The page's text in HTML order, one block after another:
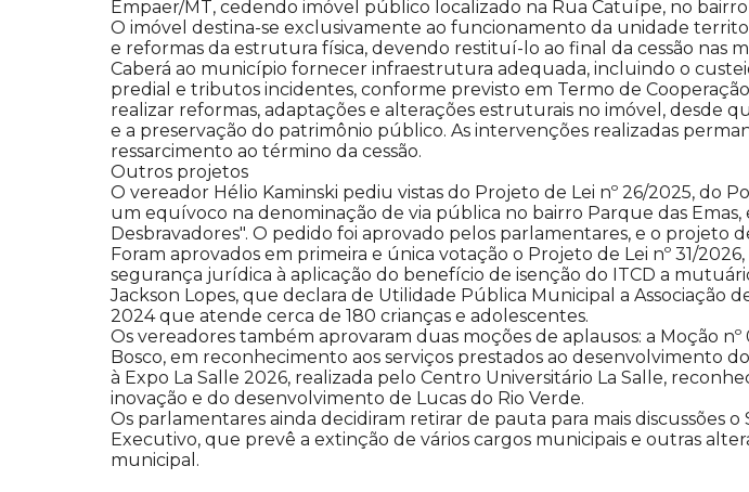
Empaer/MT, cedendo imóvel público localizado na Rua Catuípe, no
O imóvel destina-se exclusivamente ao funcionamento da unidade
e reformas da estrutura física, devendo restituí-lo ao final da cessão nas
Caberá ao município fornecer infraestrutura adequada, incluindo o
predial e tributos incidentes, conforme previsto em Termo de
realizar reformas, adaptações e alterações estruturais no imóvel, desde
e a preservação do patrimônio público. As intervenções realizadas
ressarcimento ao término da cessão.
Outros projetos
O vereador Hélio Kaminski pediu vistas do Projeto de Lei nº 26/2025, do
um equívoco na denominação de via pública no bairro Parque das
Desbravadores". O pedido foi aprovado pelos parlamentares, e o projeto
Foram aprovados em primeira e única votação o Projeto de Lei nº 31/
segurança jurídica à aplicação do benefício de isenção do ITCD a
Jackson Lopes, que declara de Utilidade Pública Municipal a Associação
2024 que atende cerca de 180 crianças e adolescentes.
Os vereadores também aprovaram duas moções de aplausos: a Moção
Bosco, em reconhecimento aos serviços prestados ao desenvolvimento
à Expo La Salle 2026, realizada pelo Centro Universitário La Salle,
inovação e do desenvolvimento de Lucas do Rio Verde.
Os parlamentares ainda decidiram retirar de pauta para mais
Executivo, que prevê a extinção de vários cargos municipais e outras
municipal.